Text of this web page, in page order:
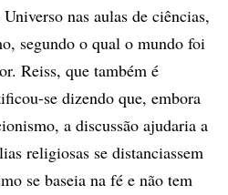
nas aulas de ciências,
segundo o qual o mundo foi
Reiss, que também é
se dizendo que, embora
a discussão ajudaria a
religiosas se distanciassem
se baseia na fé e não tem